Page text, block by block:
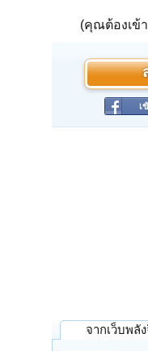
(คุณต้องเข้
เ
จากเว็บพลั